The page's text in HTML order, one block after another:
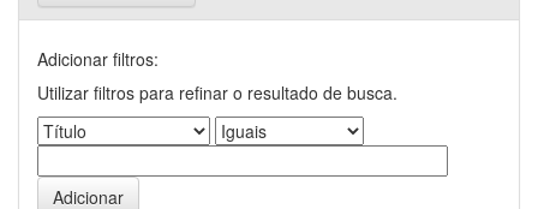
Adicionar filtros:
Utilizar filtros para refinar o resultado de busca.